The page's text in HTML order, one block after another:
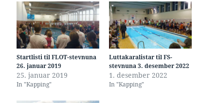
Startlisti til FLOT-stevnuna
26. januar 2019
25. januar 2019
In "Kapping"
Luttakaralistar til FS-
stevnuna 3. desember 2022
1. desember 2022
In "Kapping"